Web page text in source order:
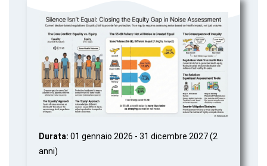
Durata: 01 gennaio 2026 - 31 dicembre 2027 (2
anni)